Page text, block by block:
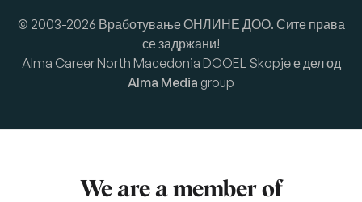
© 2003-2026 Вработување ОНЛИНЕ ДОО. Сите права
се задржани!
Alma Career North Macedonia DOOEL Skopje е дел од
Alma Media group
We are a member of